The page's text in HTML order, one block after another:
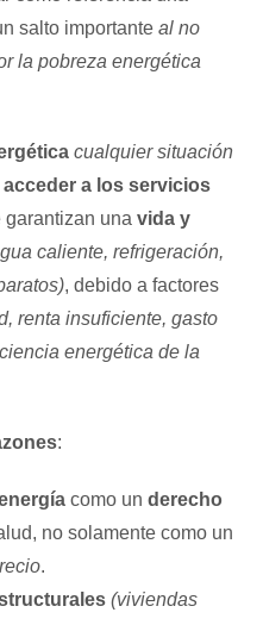
salto importanteal no
la pobreza energética
cualquier situación
acceder a los servicios
garantizan unavida y
caliente, refrigeración,
, debido a factores
renta insuficiente, gasto
energética de la
:
como underecho
no solamente como un
.
(viviendas